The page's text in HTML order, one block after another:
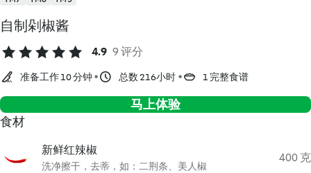
自制剁椒酱
4.9 9 评分
准备工作 10 分钟 总数 216小时 1 完整食谱
马上体验
食材
新鲜红辣椒
洗净擦干，去蒂，如：二荆条、美人椒
400 克